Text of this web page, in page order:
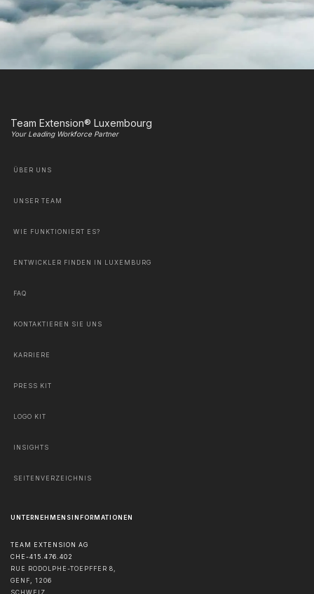
Team Extension® Luxembourg
Your Leading Workforce Partner
ÜBER UNS
UNSER TEAM
WIE FUNKTIONIERT ES?
ENTWICKLER FINDEN IN LUXEMBURG
FAQ
KONTAKTIEREN SIE UNS
KARRIERE
PRESS KIT
LOGO KIT
INSIGHTS
SEITENVERZEICHNIS
UNTERNEHMENSINFORMATIONEN
TEAM EXTENSION AG
CHE-415.476.402
RUE RODOLPHE-TOEPFFER 8,
GENF, 1206